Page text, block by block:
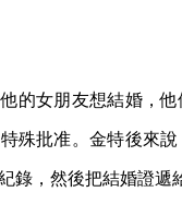
的女朋友想結婚，
殊批准。金特後來
錄，然後把結婚證遞